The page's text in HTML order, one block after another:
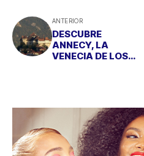
ANTERIOR
DESCUBRE
ANNECY, LA
VENECIA DE LOS